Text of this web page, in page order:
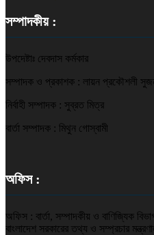
সম্পাদকীয় :
উপদেষ্টাঃ দেবদাস কর্মকার
সম্পাদক ও প্রকাশক : লায়ন প্রকৌশলী
নির্বাহী সম্পাদক : সুব্রত মিত্র
বার্তা সম্পাদক : মিথুন গোস্বামী
অফিস :
অফিস : বার্তা, সম্পাদকীয় ও বাণিজ্যিক
বাংলাদেশ সরকারের তথ্য ও সম্প্রচার